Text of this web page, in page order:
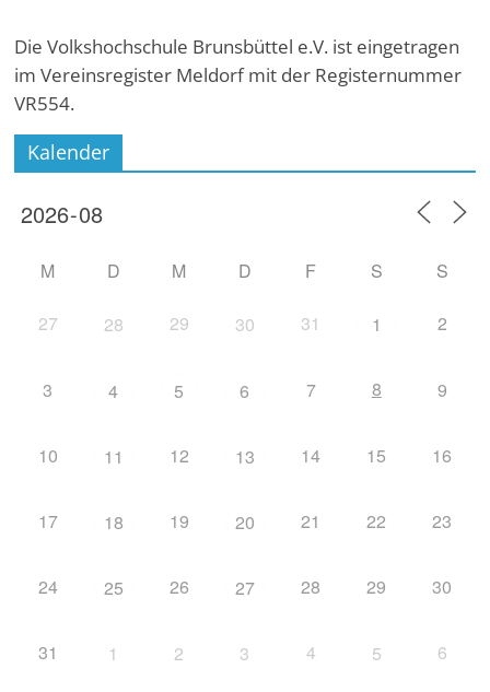
Die Volkshochschule Brunsbüttel e.V. ist eingetragen
im Vereinsregister Meldorf mit der Registernummer
VR554.
Kalender
M D M D F S S
27 28 29 30 31 1 2
3 4 5 6 7 8 9
10 11 12 13 14 15 16
17 18 19 20 21 22 23
24 25 26 27 28 29 30
31 1 2 3 4 5 6